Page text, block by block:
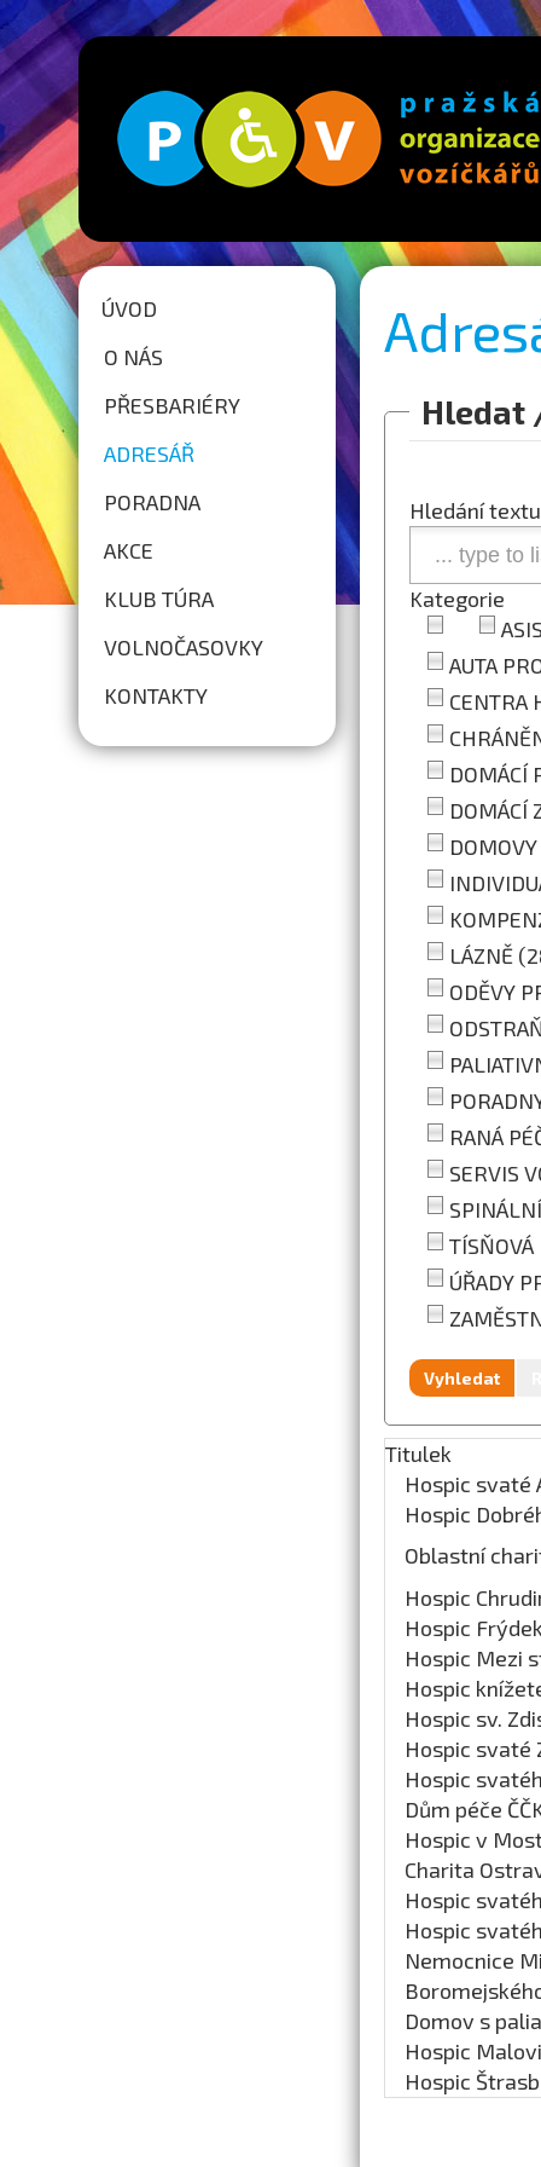
ÚVOD
O NÁS
PŘESBARIÉRY
ADRESÁŘ
PORADNA
AKCE
KLUB TÚRA
VOLNOČASOVKY
KONTAKTY
Hledat
Hledání textu
Kategorie
AUTA
CENTRA
DOMÁCÍ
DOMÁCÍ
LÁZNĚ
ODĚVY
RANÁ
SERVIS
TÍSŇOVÁ
ÚŘADY
Vyhledat
Titulek
Hospic svaté
Hospic
Oblastní
Hospic
Hospic
Hospic Mezi
Hospic
Hospic sv.
Hospic svaté
Hospic
Dům péče
Hospic v
Charita
Hospic
Hospic
Nemocnice
Domov s
Hospic
Hospic